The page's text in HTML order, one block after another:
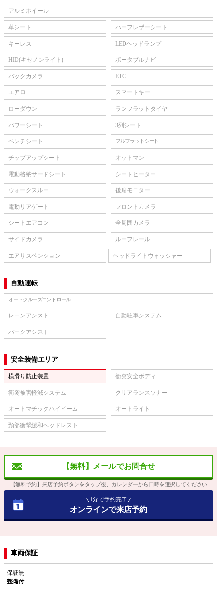
アルミホイール
革シート ハーフレザーシート
キーレス LEDヘッドランプ
HID(キセノンライト) ポータブルナビ
バックカメラ ETC
エアロ スマートキー
ローダウン ランフラットタイヤ
パワーシート 3列シート
ベンチシート フルフラットシート
チップアップシート オットマン
電動格納サードシート シートヒーター
ウォークスルー 後席モニター
電動リアゲート フロントカメラ
シートエアコン 全周囲カメラ
サイドカメラ ルーフレール
エアサスペンション ヘッドライトウォッシャー
自動運転
オートクルーズコントロール
レーンアシスト 自動駐車システム
パークアシスト
安全装備エリア
横滑り防止装置 衝突安全ボディ
衝突被害軽減システム クリアランスソナー
オートマチックハイビーム オートライト
頸部衝撃緩和ヘッドレスト
【無料】メールでお問合せ
【無料予約】来店予約ボタンをタップ後、カレンダーから日時を選択してください
1分で予約完了
オンラインで来店予約
車両保証
保証無
整備付